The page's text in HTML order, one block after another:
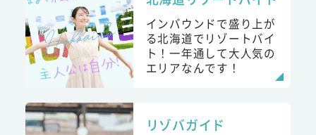
インバウンドで盛り上が
る北海道でリゾートバイ
ト！一年通して大人気の
エリアなんです！
リゾバガイド